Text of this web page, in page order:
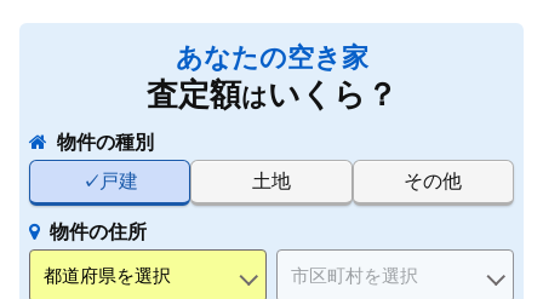
あなたの空き家
査定額はいくら？
物件の種別
戸建
土地 その他
物件の住所